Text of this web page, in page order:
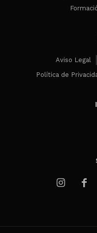
Aviso Legal
Política de